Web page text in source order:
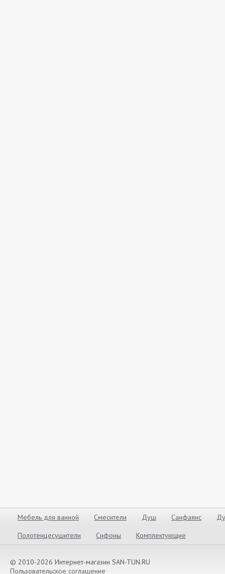
Мебель для ванной Смесители Душ Санфаянс
Полотенцесушители
Сифоны Комплектующие
© 2010-2026 Интернет-магазин SAN-TUN.RU
Пользовательское соглашение